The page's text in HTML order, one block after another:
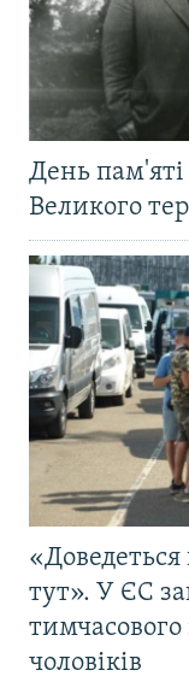
День пам'яті
Великого
тут». У ЄС
тимчасового
чоловіків